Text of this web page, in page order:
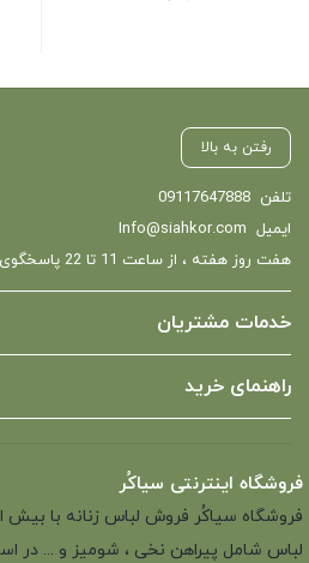
رفتن به بالا
تلفن 09117647888
ایمیل Info@siahkor.com
هفت روز هفته ، از ساعت 11 تا 22 پاسخگوی شما هستیم.
خدمات مشتریان
راهنمای خرید
فروشگاه اینترنتی سیاکُر
لباس شامل پیراهن نخی ، شومیز و ... در